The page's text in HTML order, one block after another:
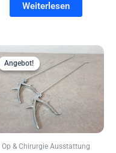
Weiterlesen
Angebot!
Angebot!
Op & Chirurgie Ausstattung
Preis
war:
300,00 €
Preis